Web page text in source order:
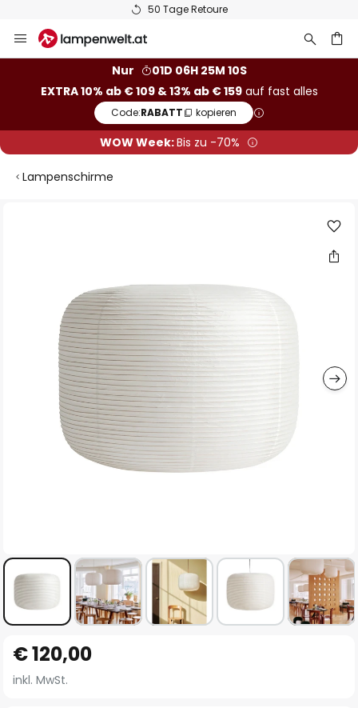
50 Tage Retoure
Inhalt
Nur
01D 06H 25M 09S
EXTRA 10% ab € 109 & 13% ab € 159auf fast alles
Code:RABATT kopieren
WOW Week:Bis zu -70%
Lampenschirme
Anfang
der
€ 120,00
inkl. MwSt.